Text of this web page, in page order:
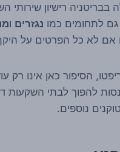
בבריטניה רישיון
לתחומים כמו נגזרים ו
אם לא כל הפרטים על
הסיפור כאן אינו רק
להפוך לבתי השקעות